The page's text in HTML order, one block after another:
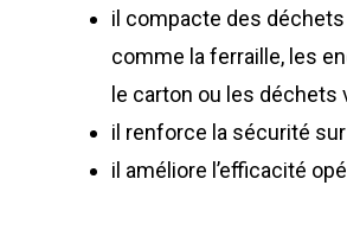
il compacte des
comme la ferraille, les
le carton ou les déchets
il renforce la sécurité
il améliore l’efficacité
LA